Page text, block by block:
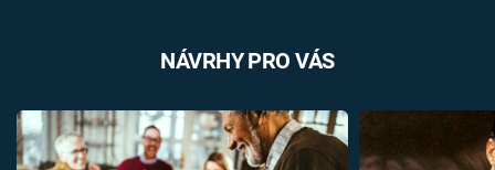
NÁVRHY PRO VÁS